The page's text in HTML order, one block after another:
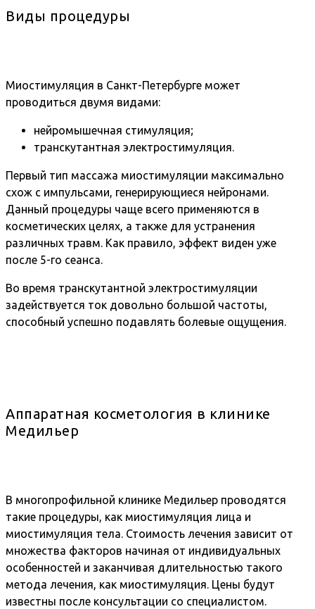
Виды процедуры
Миостимуляция в Санкт-Петербурге может
проводиться двумя видами:
нейромышечная стимуляция;
транскутантная электростимуляция.
Первый тип массажа миостимуляции максимально
схож с импульсами, генерирующиеся нейронами.
Данный процедуры чаще всего применяются в
косметических целях, а также для устранения
различных травм. Как правило, эффект виден уже
после 5-го сеанса.
Во время транскутантной электростимуляции
задействуется ток довольно большой частоты,
способный успешно подавлять болевые ощущения.
Аппаратная косметология в клинике
Медильер
В многопрофильной клинике Медильер проводятся
такие процедуры, как миостимуляция лица и
миостимуляция тела. Стоимость лечения зависит от
множества факторов начиная от индивидуальных
особенностей и заканчивая длительностью такого
метода лечения, как миостимуляция. Цены будут
известны после консультации со специалистом.